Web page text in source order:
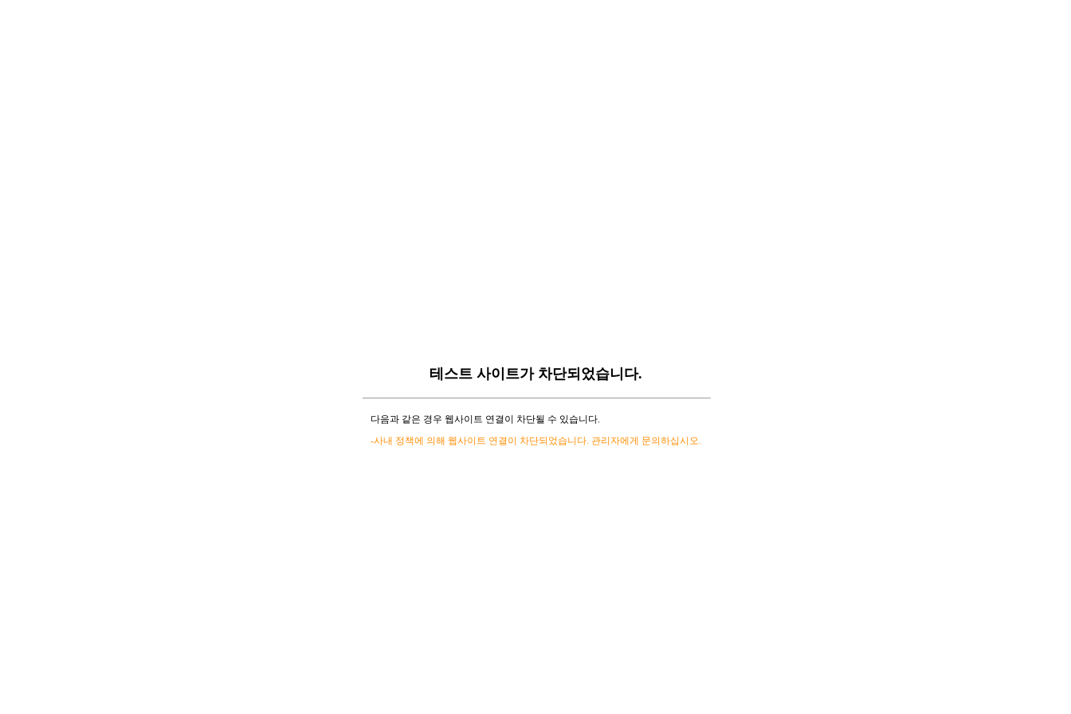
테스트 사이트가 차단되었습니다.
다음과 같은 경우 웹사이트 연결이 차단될 수 있습니다.
-사내 정책에 의해 웹사이트 연결이 차단되었습니다. 관리자에게 문의하십시오.